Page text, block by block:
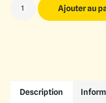
Ajouter au
Description